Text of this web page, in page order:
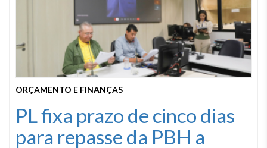
ORÇAMENTO E FINANÇAS
PL fixa prazo de cinco dias
para repasse da PBH a